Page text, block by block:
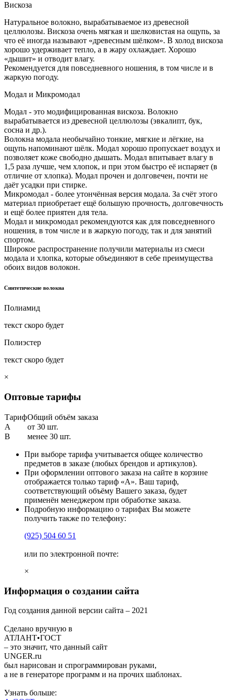
Вискоза
Натуральное волокно, вырабатываемое из древесной
целлюлозы. Вискоза очень мягкая и шелковистая на ощупь, за
что её иногда называют «древесным шёлком». В холод вискоза
хорошо удерживает тепло, а в жару охлаждает. Хорошо
«дышит» и отводит влагу.
Рекомендуется для повседневного ношения, в том числе и в
жаркую погоду.
Модал и Микромодал
Модал - это модифицированная вискоза. Волокно
вырабатывается из древесной целлюлозы (эвкалипт, бук,
сосна и др.).
Волокна модала необычайно тонкие, мягкие и лёгкие, на
ощупь напоминают шёлк. Модал хорошо пропускает воздух и
позволяет коже свободно дышать. Модал впитывает влагу в
1,5 раза лучше, чем хлопок, и при этом быстро её испаряет (в
отличие от хлопка). Модал прочен и долговечен, почти не
даёт усадки при стирке.
Микромодал - более утончённая версия модала. За счёт этого
материал приобретает ещё большую прочность, долговечность
и ещё более приятен для тела.
Модал и микромодал рекомендуются как для повседневного
ношения, в том числе и в жаркую погоду, так и для занятий
спортом.
Широкое распространение получили материалы из смеси
модала и хлопка, которые объединяют в себе преимущества
обоих видов волокон.
Синтетические волокна
Полиамид
текст скоро будет
Полиэстер
текст скоро будет
×
Оптовые тарифы
ТарифОбщий объём заказа
A
от 30 шт.
B
менее 30 шт.
При выборе тарифа учитывается общее количество
предметов в заказе (любых брендов и артикулов).
При оформлении оптового заказа на сайте в корзине
отображается только тариф «А». Ваш тариф,
соответствующий объёму Вашего заказа, будет
применён менеджером при обработке заказа.
Подробную информацию о тарифах Вы можете
получить также по телефону:
(925) 504 60 51
или по электронной почте:
×
Информация о создании сайта
Год создания данной версии сайта – 2021
Сделано вручную в
АТЛАНТ•ГОСТ
– это значит, что данный сайт
UNGER.ru
был нарисован и спрограммирован руками,
а не в генераторе программ и на прочих шаблонах.
Узнать больше: